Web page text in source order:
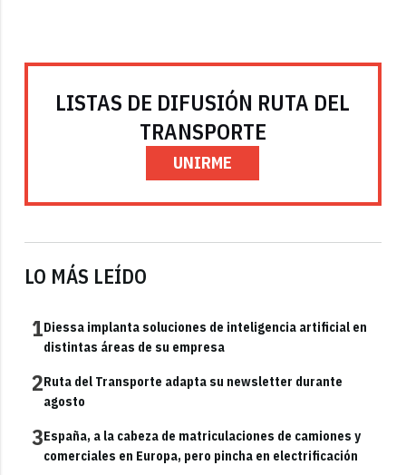
LISTAS DE DIFUSIÓN RUTA DEL
TRANSPORTE
UNIRME
LO MÁS LEÍDO
1Diessa implanta soluciones de inteligencia artificial en
distintas áreas de su empresa
2Ruta del Transporte adapta su newsletter durante
agosto
3España, a la cabeza de matriculaciones de camiones y
comerciales en Europa, pero pincha en electrificación